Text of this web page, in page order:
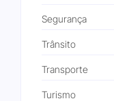
Segurança
Trânsito
Transporte
Turismo